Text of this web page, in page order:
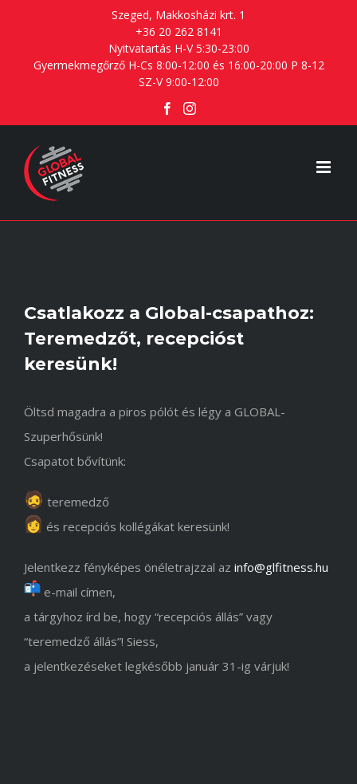
content
Szeged, Makkosházi krt. 1
+36 20 262 8141
Nyitvatartás H-V 5:30-23:00
Gyermekmegőrző H-Cs 8:00-12:00 és 16:00-20:00 P 8-12
SZ-V 9:00-12:00
Facebook
Instagram
Csatlakozz a Global-csapathoz:
Teremedzőt, recepcióst
keresünk!
Öltsd magadra a piros pólót és légy a GLOBAL-
Szuperhősünk!
Csapatot bővítünk:
teremedző
és recepciós kollégákat keresünk!
Jelentkezz fényképes önéletrajzzal az info@glfitness.hu
e-mail címen,
a tárgyhoz írd be, hogy “recepciós állás” vagy
“teremedző állás”! Siess,
a jelentkezéseket legkésőbb január 31-ig várjuk!